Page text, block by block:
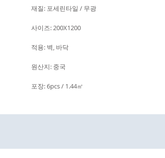
재질: 포세린타일 / 무광
사이즈: 200X1200
적용: 벽, 바닥
원산지: 중국
포장: 6pcs / 1.44㎡